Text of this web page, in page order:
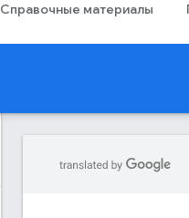
Справочные материалы